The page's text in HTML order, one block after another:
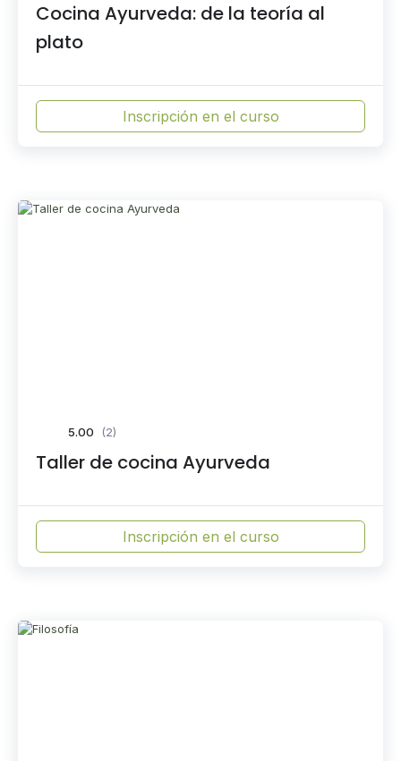
Cocina Ayurveda: de la teoría al
plato
Inscripción en el curso
5.00 (2)
Taller de cocina Ayurveda
Inscripción en el curso